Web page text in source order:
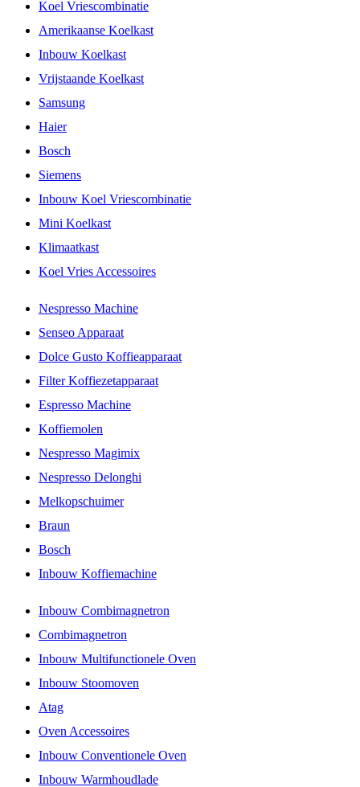
Koel Vriescombinatie
Amerikaanse Koelkast
Inbouw Koelkast
Vrijstaande Koelkast
Samsung
Haier
Bosch
Siemens
Inbouw Koel Vriescombinatie
Mini Koelkast
Klimaatkast
Koel Vries Accessoires
Nespresso Machine
Senseo Apparaat
Dolce Gusto Koffieapparaat
Filter Koffiezetapparaat
Espresso Machine
Koffiemolen
Nespresso Magimix
Nespresso Delonghi
Melkopschuimer
Braun
Bosch
Inbouw Koffiemachine
Inbouw Combimagnetron
Combimagnetron
Inbouw Multifunctionele Oven
Inbouw Stoomoven
Atag
Oven Accessoires
Inbouw Conventionele Oven
Inbouw Warmhoudlade